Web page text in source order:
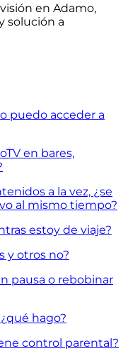
en Adamo,
solución a
puedo acceder a
en bares,
a la vez, ¿se
al mismo tiempo?
estoy de viaje?
y otros no?
pausa o rebobinar
hago?
control parental?